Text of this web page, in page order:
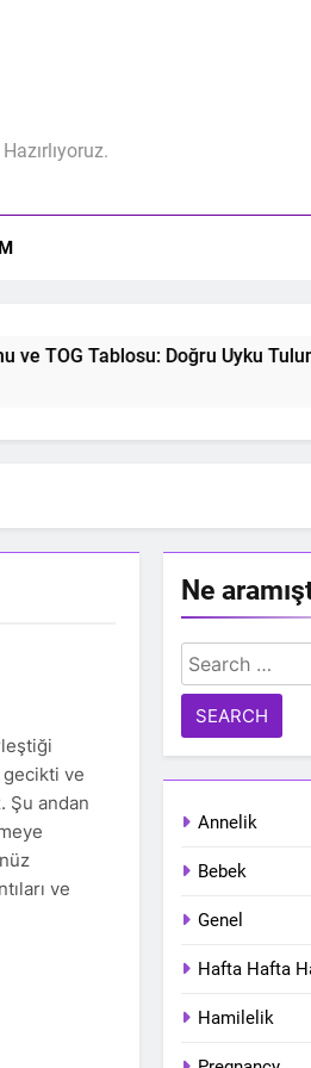
TOG Tablosu: Doğru Uyku Tulumu
gecikti ve
Şu andan
ve
Ne
Search
for:
Annelik
Bebek
Genel
Hafta Hafta
Hamilelik